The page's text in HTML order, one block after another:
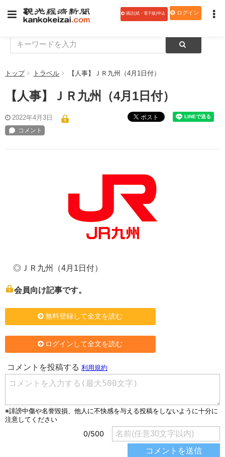
購読(紙・電子版)申込 ログイン
トップ トラベル 【人事】ＪＲ九州（4月1日付）
【人事】ＪＲ九州（4月1日付）
2022年4月3日 ポスト
◎ＪＲ九州（4月1日付）
会員向け記事です。
無料登録して全文を読む
ログインして全文を読む